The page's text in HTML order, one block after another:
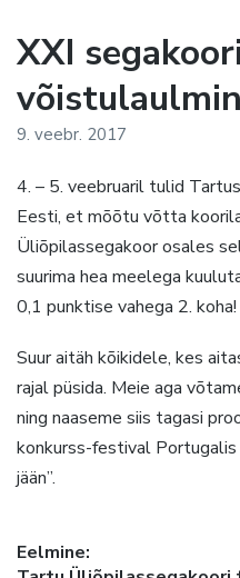
XXI
9. veebr. 2017
4. – 5. veebruaril tulid
Eesti, et mõõtu võtta
Üliõpilassegakoor osales
suurima hea meelega
0,1 punktise vahega 2. koha!
Suur aitäh kõikidele, kes
rajal püsida. Meie aga
ning naaseme siis tagasi
konkurss-festival Portugalis
jään”.
Navigeerimine